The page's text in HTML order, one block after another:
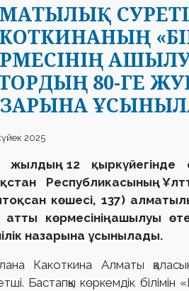
80-ГЕ
2025
жылдың 12
Республикасының
көшесі, 137)
атты көрмесінің ашылуы
назарына ұсынылады.
Какоткина Алматы
Бастапқы көркемдік